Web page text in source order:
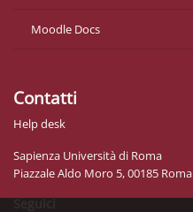
Moodle Docs
Contatti
Help desk
Sapienza Università di Roma
Piazzale Aldo Moro 5, 00185 Roma
Seguici